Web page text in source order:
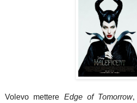
Volevo mettere Edge of Tomorrow,